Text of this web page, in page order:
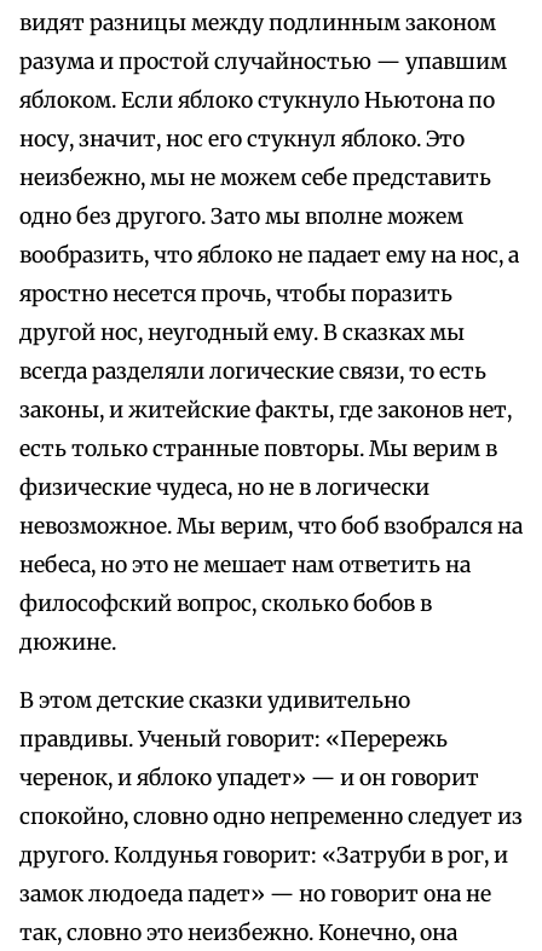
видят разницы между подлинным законом
разума и простой случайностью — упавшим
яблоком. Если яблоко стукнуло Ньютона по
носу, значит, нос его стукнул яблоко. Это
неизбежно, мы не можем себе представить
одно без другого. Зато мы вполне можем
вообразить, что яблоко не падает ему на нос, а
яростно несется прочь, чтобы поразить
другой нос, неугодный ему. В сказках мы
всегда разделяли логические связи, то есть
законы, и житейские факты, где законов нет,
есть только странные повторы. Мы верим в
физические чудеса, но не в логически
невозможное. Мы верим, что боб взобрался на
небеса, но это не мешает нам ответить на
философский вопрос, сколько бобов в
дюжине.
В этом детские сказки удивительно
правдивы. Ученый говорит: «Перережь
черенок, и яблоко упадет» — и он говорит
спокойно, словно одно непременно следует из
другого. Колдунья говорит: «Затруби в рог, и
замок людоеда падет» — но говорит она не
так, словно это неизбежно. Конечно, она